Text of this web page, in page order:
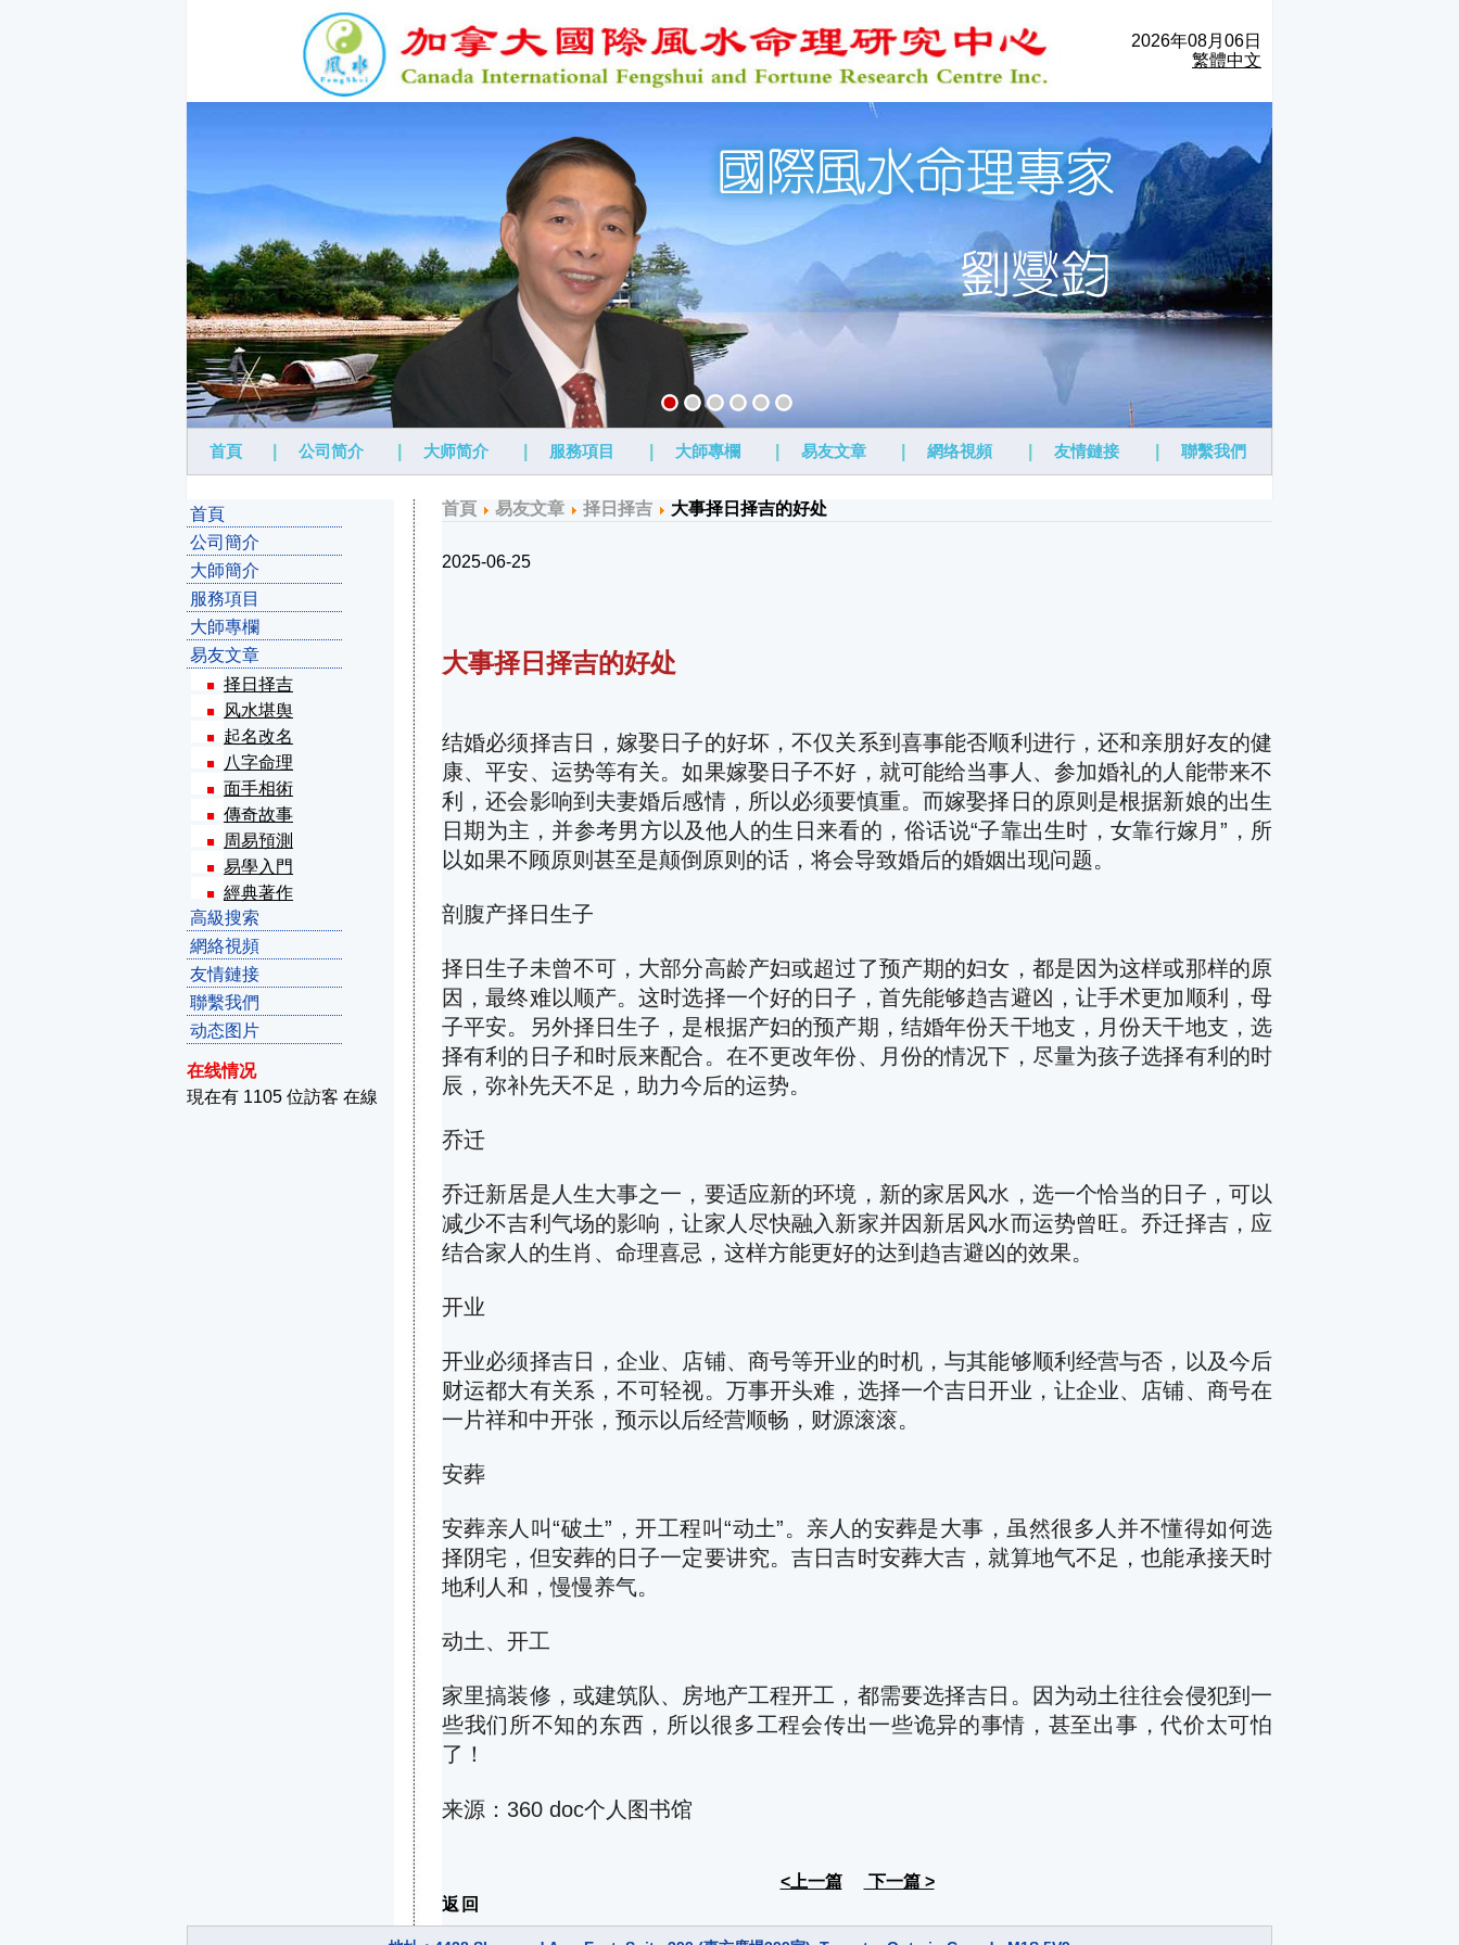
2026年08月06日
繁體中文
首頁 公司简介 大师简介 服務項目 大師專欄 易友文章 網络視頻 友情鏈接 聯繫我們
首頁
公司簡介
大師簡介
服務項目
大師專欄
易友文章
择日择吉
风水堪舆
起名改名
八字命理
面手相術
傳奇故事
周易預測
易學入門
經典著作
高級搜索
網絡視頻
友情鏈接
聯繫我們
动态图片
在线情况
現在有 1105 位訪客 在線
首頁 易友文章 择日择吉 大事择日择吉的好处
2025-06-25
大事择日择吉的好处
结婚必须择吉日，嫁娶日子的好坏，不仅关系到喜事能否顺利进行，还和亲朋好友的健
康、平安、运势等有关。如果嫁娶日子不好，就可能给当事人、参加婚礼的人能带来不
利，还会影响到夫妻婚后感情，所以必须要慎重。而嫁娶择日的原则是根据新娘的出生
日期为主，并参考男方以及他人的生日来看的，俗话说“子靠出生时，女靠行嫁月”，所
以如果不顾原则甚至是颠倒原则的话，将会导致婚后的婚姻出现问题。
剖腹产择日生子
择日生子未曾不可，大部分高龄产妇或超过了预产期的妇女，都是因为这样或那样的原
因，最终难以顺产。这时选择一个好的日子，首先能够趋吉避凶，让手术更加顺利，母
子平安。另外择日生子，是根据产妇的预产期，结婚年份天干地支，月份天干地支，选
择有利的日子和时辰来配合。在不更改年份、月份的情况下，尽量为孩子选择有利的时
辰，弥补先天不足，助力今后的运势。
乔迁
乔迁新居是人生大事之一，要适应新的环境，新的家居风水，选一个恰当的日子，可以
减少不吉利气场的影响，让家人尽快融入新家并因新居风水而运势曾旺。乔迁择吉，应
结合家人的生肖、命理喜忌，这样方能更好的达到趋吉避凶的效果。
开业
开业必须择吉日，企业、店铺、商号等开业的时机，与其能够顺利经营与否，以及今后
财运都大有关系，不可轻视。万事开头难，选择一个吉日开业，让企业、店铺、商号在
一片祥和中开张，预示以后经营顺畅，财源滚滚。
安葬
安葬亲人叫“破土”，开工程叫“动土”。亲人的安葬是大事，虽然很多人并不懂得如何选
择阴宅，但安葬的日子一定要讲究。吉日吉时安葬大吉，就算地气不足，也能承接天时
地利人和，慢慢养气。
动土、开工
家里搞装修，或建筑队、房地产工程开工，都需要选择吉日。因为动土往往会侵犯到一
些我们所不知的东西，所以很多工程会传出一些诡异的事情，甚至出事，代价太可怕
了！
来源：360 doc个人图书馆
<上一篇
下一篇 >
返回